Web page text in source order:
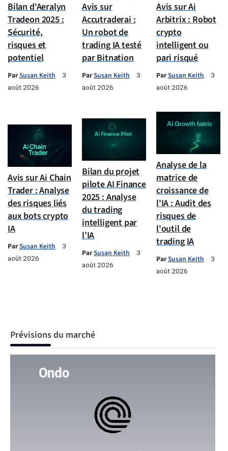
Bilan d'Aeralyn
Tradeon 2025 :
Sécurité,
risques et
potentiel
ParSusan Keith
3
août 2026
Avis sur
Accutraderai :
Un robot de
trading IA testé
par Bitnation
ParSusan Keith
3
août 2026
Avis sur Ai
Arbitrix : Robot
crypto
intelligent ou
pari risqué
ParSusan Keith
3
août 2026
Avis sur Ai Chain
Trader : Analyse
des risques liés
aux bots crypto
IA
ParSusan Keith
3
août 2026
Bilan du projet
pilote AI Finance
2025 : Analyse
du trading
intelligent par
l’IA
ParSusan Keith
3
août 2026
Analyse de la
matrice de
croissance de
l'IA : Audit des
risques de
l'outil de
trading IA
ParSusan Keith
3
août 2026
Prévisions du marché